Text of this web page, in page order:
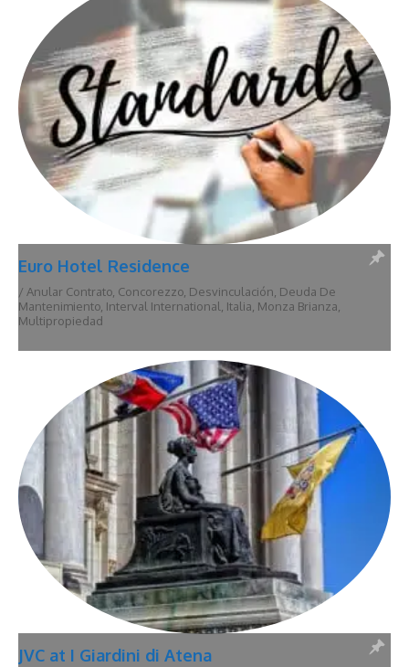
Euro Hotel Residence
/ Anular Contrato, Concorezzo, Desvinculación, Deuda De
Mantenimiento, Interval International, Italia, Monza Brianza,
Multipropiedad
JVC at I Giardini di Atena